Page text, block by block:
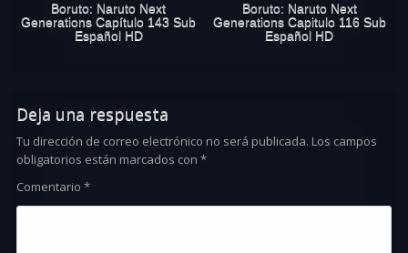
Boruto: Naruto Next
Generations Capítulo 143 Sub
Español HD
Boruto: Naruto Next
Generations Capitulo 116 Sub
Español HD
Deja una respuesta
Tu dirección de correo electrónico no será publicada. Los campos
obligatorios están marcados con*
Comentario*